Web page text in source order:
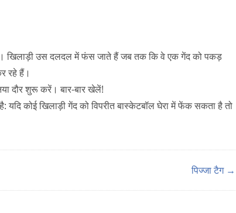
खिलाड़ी उस दलदल में फंस जाते हैं जब तक कि वे एक गेंद को पकड़
रहे हैं।
दौर शुरू करें। बार-बार खेलें!
कोई खिलाड़ी गेंद को विपरीत बास्केटबॉल घेरा में फेंक सकता है तो
पिज्जा टैग →